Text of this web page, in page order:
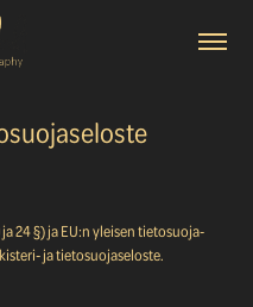
24 §) ja EU:n yleisen tietosuoja-
ja tietosuojaseloste.